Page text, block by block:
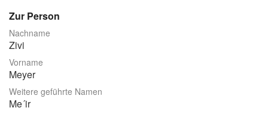
Personen
Personenliste
Familien
Vereine / Stiftungen
Zur Person
Nachname
Zivi
Vorname
Meyer
Weitere geführte Namen
Me´ir